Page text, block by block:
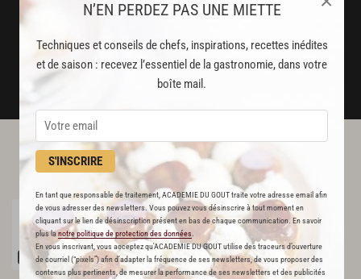
N’EN PERDEZ PAS UNE MIETTE
Techniques et conseils de chefs, inspirations, recettes inédites
et de saison : recevez l’essentiel de la gastronomie, dans votre
boîte mail.
S'INSCRIRE
En tant que responsable de traitement, ACADEMIE DU GOUT traite votre adresse email afin
de vous adresser des newsletters. Vous pouvez vous désinscrire à tout moment en
cliquant sur le lien de désinscription présent en bas de chaque communication. En savoir
plus lanotre politique de protection des données
En vous inscrivant, vous acceptez qu'ACADEMIE DU GOUT utilise des traceurs d’ouverture
de courriel (“pixels”) afin d’adapter la fréquence de ses newsletters, de vous proposer des
contenus plus pertinents, de mesurer la performance de ses newsletters et des publicités
un service garanti sans publicité
JE M'ABONNE
DÉJÀ ABONNÉ(E) ? JE ME CONNECTE
L'ACADÉMIE DU GOÛT VOUS
RECOMMANDE
RECETTE OFFERTE ! Pâteàpissaladière
831
ParAlain Ducasse
et 2 autres chefs